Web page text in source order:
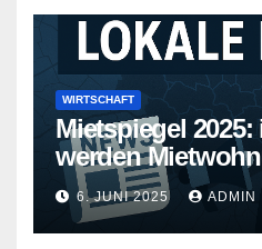
WIRTSCHAFT
Mietspiegel 2025:
werden
teurer
6. JUNI 2025 ADMIN